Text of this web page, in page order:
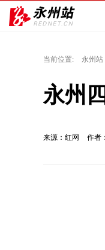
当前位置: 永州站
永州
来源：红网 作者